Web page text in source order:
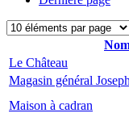
Le Château
Magasin général
Maison à cadran